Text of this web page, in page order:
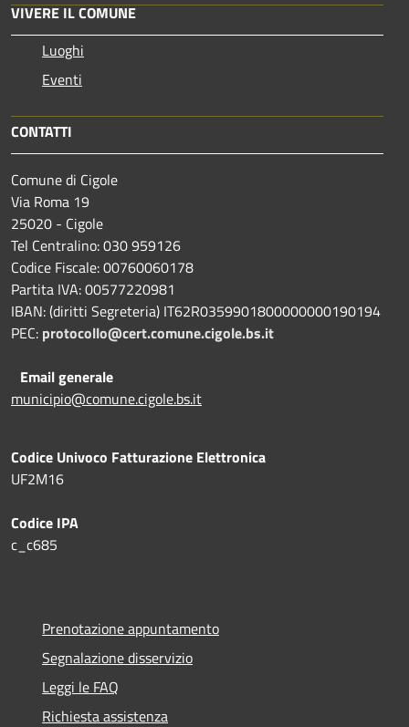
VIVERE IL COMUNE
Luoghi
Eventi
CONTATTI
Comune di Cigole
Via Roma 19
25020 - Cigole
Tel Centralino: 030 959126
Codice Fiscale: 00760060178
Partita IVA: 00577220981
IBAN: (diritti Segreteria) IT62R0359901800000000190194
PEC: protocollo@cert.comune.cigole.bs.it
Email generale
municipio@comune.cigole.bs.it
Codice Univoco Fatturazione Elettronica
UF2M16
Codice IPA
c_c685
Prenotazione appuntamento
Segnalazione disservizio
Leggi le FAQ
Richiesta assistenza